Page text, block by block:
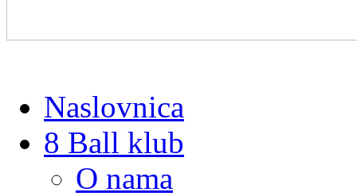
Naslovnica
8 Ball klub
O nama